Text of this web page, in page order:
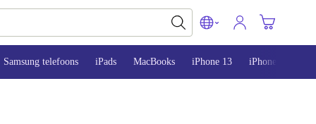
Samsung telefoons iPads MacBooks iPhone 13 iPhone 14